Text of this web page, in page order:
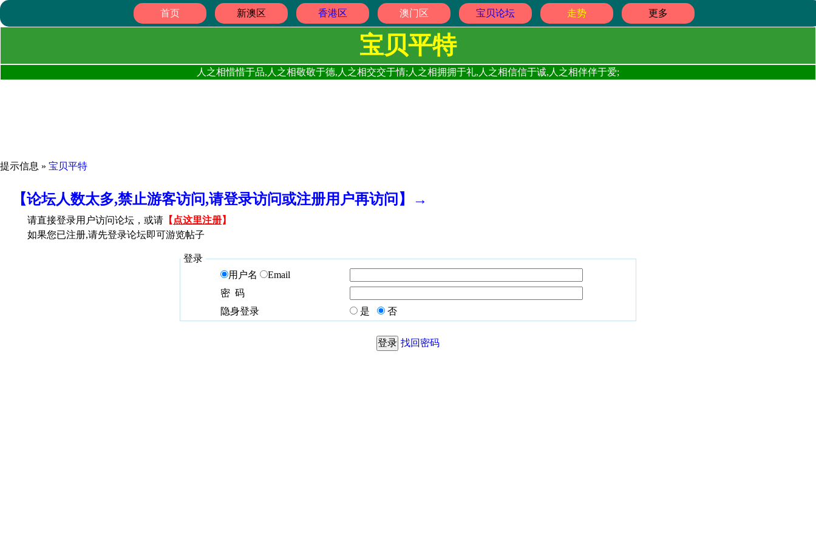
首页 新澳区 香港区 澳门区 宝贝论坛 走势 更多
宝贝平特
人之相惜惜于品,人之相敬敬于德,人之相交交于情;人之相拥拥于礼,人之相信信于诚,人之相伴伴于爱;
提示信息 » 宝贝平特
【论坛人数太多,禁止游客访问,请登录访问或注册用户再访问】→
请直接登录用户访问论坛，或请 【 点这里注册】
如果您已注册,请先登录论坛即可游览帖子
登录
用户名
Email
密 码
隐身登录
是 否
找回密码